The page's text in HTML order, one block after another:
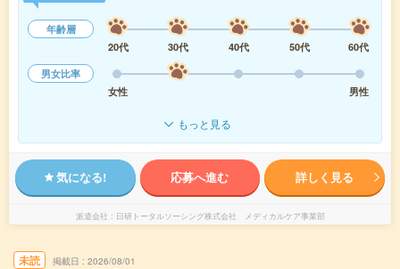
年齢層
20代
30代 40代 50代
60代
男女比率
女性
男性
もっと見る
気になる! 応募へ進む 詳しく見る
派遣会社 日研トータルソーシング株式会社 メディカルケア事業部
未読 掲載日 2026/08/01